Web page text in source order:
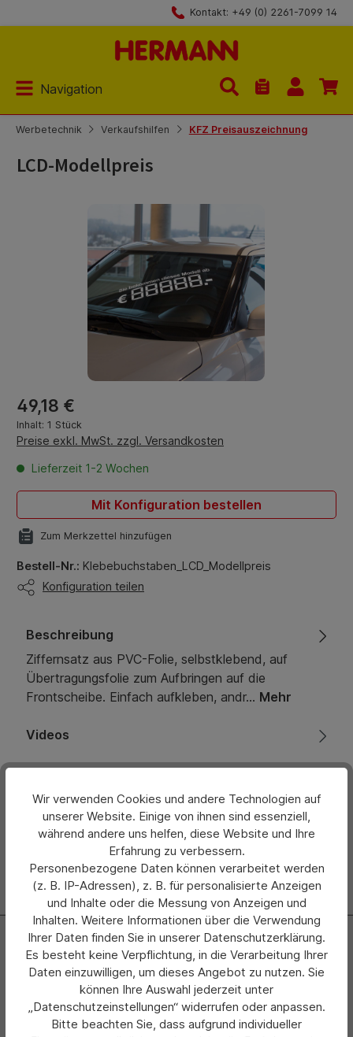
Kontakt: +49 (0) 2261-7099 14
Navigation
Du hast 0
Werbetechnik Verkaufshilfen KFZ Preisauszeichnung
LCD-Modellpreis
Regulärer Preis:
49,18 €
Inhalt: 1 Stück
Preise exkl. MwSt. zzgl. Versandkosten
Lieferzeit 1-2 Wochen
Mit Konfiguration bestellen
Zum Merkzettel hinzufügen
Bestell-Nr.: Klebebuchstaben_LCD_Modellpreis
Konfiguration teilen
Beschreibung
Ziffernsatz aus PVC-Folie, selbstklebend, auf
Übertragungsfolie zum Aufbringen auf die
Frontscheibe. Einfach aufkleben, andr… Mehr
Videos
Bewertungen
Hersteller
Newsletter
Abonnieren Sie jetzt einfach unseren regelmäßig
erscheinenden Newsletter und Sie werden stets als Erster
über neue Produkte und Angebote informiert.
Wir verwenden Cookies und andere Technologien auf
unserer Website. Einige von ihnen sind essenziell,
während andere uns helfen, diese Website und Ihre
Erfahrung zu verbessern.
Personenbezogene Daten können verarbeitet werden
(z. B. IP-Adressen), z. B. für personalisierte Anzeigen
und Inhalte oder die Messung von Anzeigen und
Inhalten. Weitere Informationen über die Verwendung
Ihrer Daten finden Sie in unserer Datenschutzerklärung.
Es besteht keine Verpflichtung, in die Verarbeitung Ihrer
Daten einzuwilligen, um dieses Angebot zu nutzen. Sie
können Ihre Auswahl jederzeit unter
„Datenschutzeinstellungen“ widerrufen oder anpassen.
Bitte beachten Sie, dass aufgrund individueller